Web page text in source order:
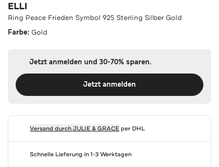
ELLI
Ring Peace Frieden Symbol 925 Sterling Silber Gold
Farbe: Gold
Jetzt anmelden und 30-70% sparen.
Jetzt anmelden
Versand durchJULIE & GRACEper DHL
Schnelle Lieferung in 1-3 Werktagen